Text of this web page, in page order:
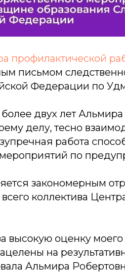
профилактической
письмом
Федерации по
двух лет
делу, тесно
работа
по
закономерным
коллектива
высокую оценку
на
Альмира